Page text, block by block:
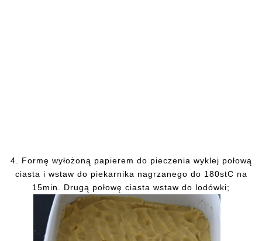
4. Formę wyłożoną papierem do pieczenia wyklej połową
ciasta i wstaw do piekarnika nagrzanego do 180stC na
15min. Drugą połowę ciasta wstaw do lodówki;